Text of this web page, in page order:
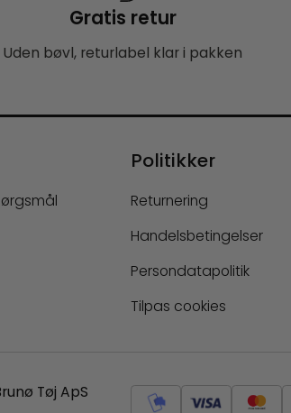
Gratis retur
Uden bøvl, returlabel klar i pakken
Politikker
Returnering
Handelsbetingelser
Persondatapolitik
Tilpas cookies
Tøj ApS